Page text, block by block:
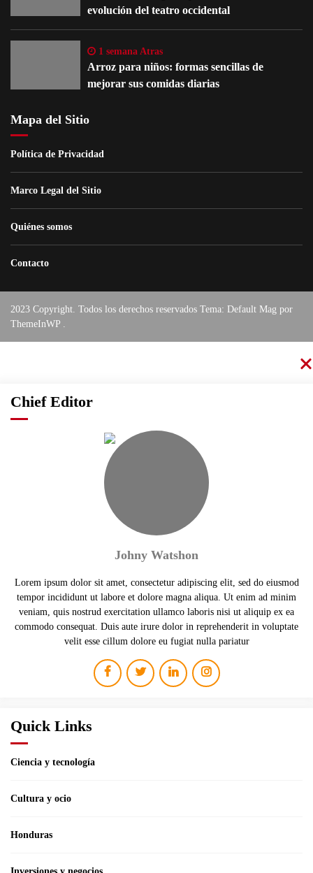
evolución del teatro occidental
1 semana Atras
Arroz para niños: formas sencillas de
mejorar sus comidas diarias
Mapa del Sitio
Política de Privacidad
Marco Legal del Sitio
Quiénes somos
Contacto
2023 Copyright. Todos los derechos reservados Tema: Default Mag por
ThemeInWP
Chief Editor
Johny Watshon
Lorem ipsum dolor sit amet, consectetur adipiscing elit, sed do eiusmod
tempor incididunt ut labore et dolore magna aliqua. Ut enim ad minim
veniam, quis nostrud exercitation ullamco laboris nisi ut aliquip ex ea
commodo consequat. Duis aute irure dolor in reprehenderit in voluptate
velit esse cillum dolore eu fugiat nulla pariatur
Quick Links
Ciencia y tecnología
Cultura y ocio
Honduras